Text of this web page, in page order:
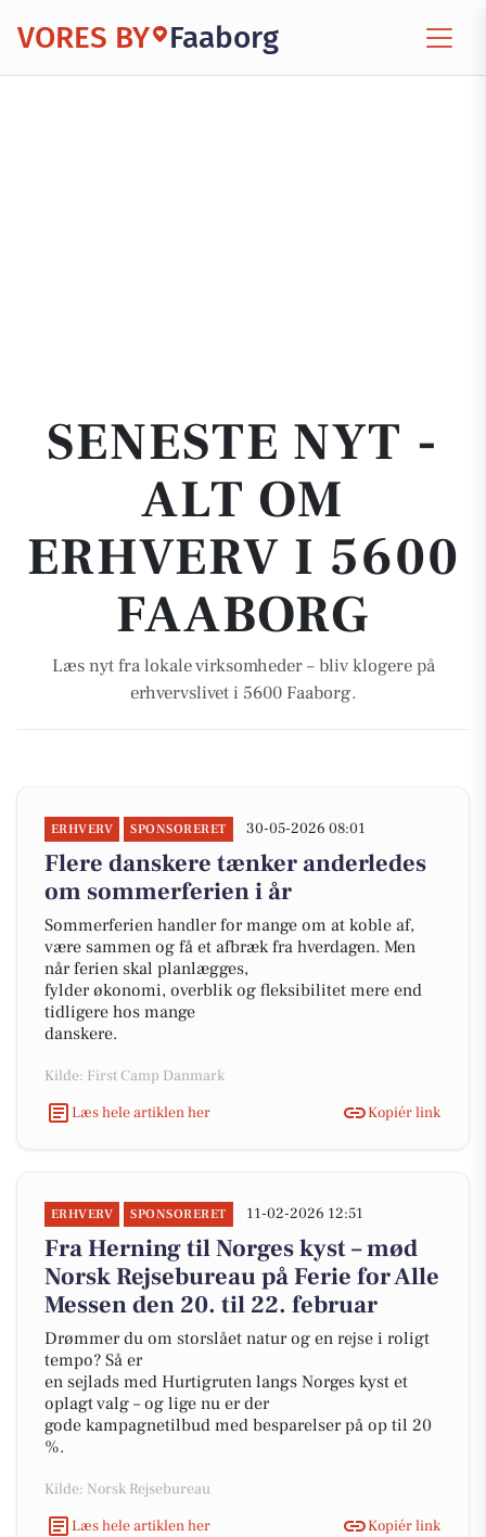
VORES BY Faaborg
SENESTE NYT -
ALT OM
ERHVERV I 5600
FAABORG
Læs nyt fra lokale virksomheder – bliv klogere på
erhvervslivet i 5600 Faaborg.
ERHVERV SPONSORERET 30-05-2026 08:01
Flere danskere tænker anderledes
om sommerferien i år
Sommerferien handler for mange om at koble af,
være sammen og få et afbræk fra hverdagen. Men
når ferien skal planlægges,
fylder økonomi, overblik og fleksibilitet mere end
tidligere hos mange
danskere.
Kilde: First Camp Danmark
Læs hele artiklen her
Kopiér link
ERHVERV SPONSORERET 11-02-2026 12:51
Fra Herning til Norges kyst – mød
Norsk Rejsebureau på Ferie for Alle
Messen den 20. til 22. februar
Drømmer du om storslået natur og en rejse i roligt
tempo? Så er
en sejlads med Hurtigruten langs Norges kyst et
oplagt valg – og lige nu er der
gode kampagnetilbud med besparelser på op til 20
%.
Kilde: Norsk Rejsebureau
Læs hele artiklen her
Kopiér link